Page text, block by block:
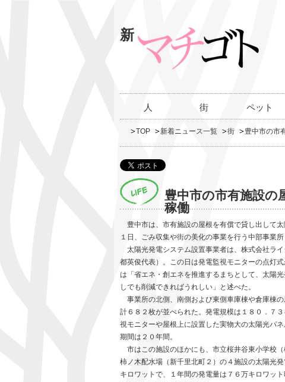
新
人 街 ペット
TOP 新着ニュース一覧 街 豊中市の市
豊中市の市有施設の
稼働
豊中市は、市有施設の屋根を有償で貸し出して
１日、ごみ収集や街の美化の事業を行う中部事業
太陽光発電システム設置事業者は、株式会社ラ
都英俊代表）。この日は発電監視モニターの点灯
は「省エネ・創エネを推進するまちとして、太陽
しでも削減できればうれしい」と述べた。
事業所の北側、南側および東側車庫棟や倉庫棟
計６８２枚が並べられた。発電規模は１８０．７
視モニターや屋根上に設置した実物大の太陽光パ
期間は２０年間。
市はこの施設のほかにも、市立桜井谷東小学校
柿ノ木配水場（新千里北町２）の４施設の太陽光
キロワットで、１年間の発電量は７６万キロワッ